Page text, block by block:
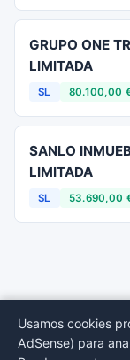
GRUPO ONE
LIMITADA
SL 80.100,00
SANLO
LIMITADA
SL 53.690,00
Usamos cookies
AdSense) para